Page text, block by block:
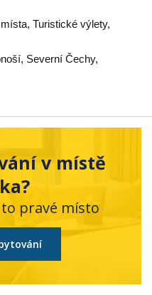
Turistické výlety,
, Severní Čechy,
v místě
pravé místo